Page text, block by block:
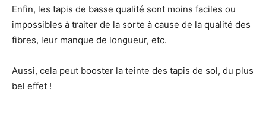
Enfin, les tapis de basse qualité sont moins faciles ou
impossibles à traiter de la sorte à cause de la qualité des
fibres, leur manque de longueur, etc.
Aussi, cela peut booster la teinte des tapis de sol, du plus
bel effet !